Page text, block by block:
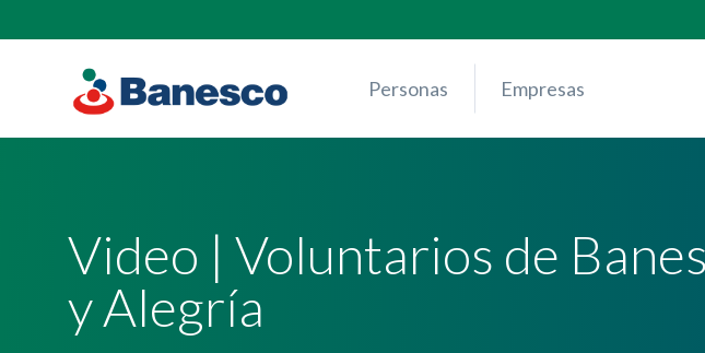
content
Personas Empresas
Video | Voluntarios de
y Alegría